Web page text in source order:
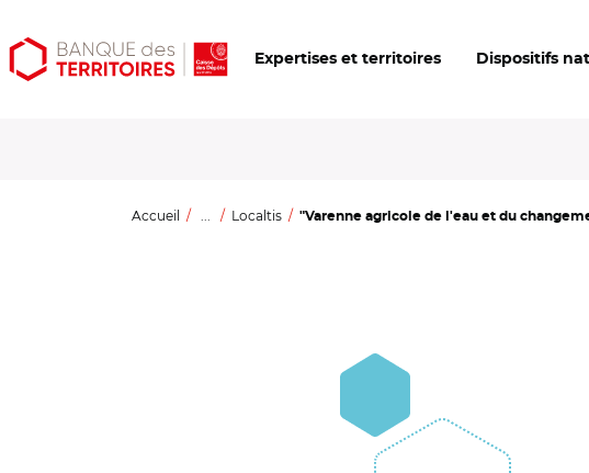
Aller
au
Aller
au
Ouvrir
les
Expertises et territoires Dispositifs
Accueil ... Localtis "Varenne agricole de l'eau et du